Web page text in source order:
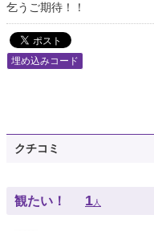
乞うご期待！！
埋め込みコード
クチコミ
観たい！ 1人